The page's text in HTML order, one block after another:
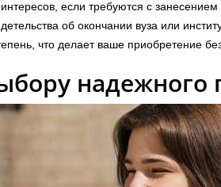
если требуются с
об окончании вуза или
что делает ваше приобретение
надежного